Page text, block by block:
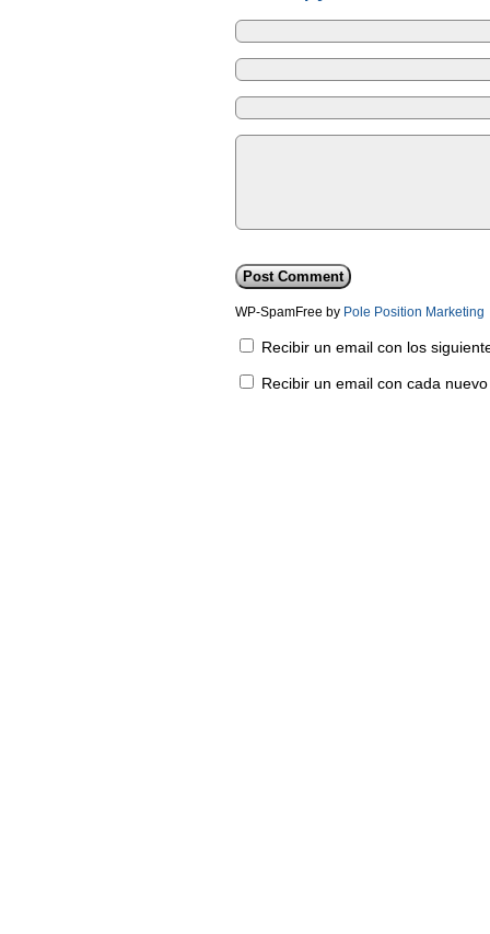
WP-SpamFree by Pole Position Marketing
Recibir un email con los
Recibir un email con cada